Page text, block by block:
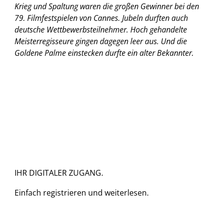
Krieg und Spaltung waren die großen Gewinner bei den
79. Filmfestspielen von Cannes. Jubeln durften auch
deutsche Wettbewerbsteilnehmer. Hoch gehandelte
Meisterregisseure gingen dagegen leer aus. Und die
Goldene Palme einstecken durfte ein alter Bekannter.
IHR DIGITALER ZUGANG.
Einfach registrieren und weiterlesen.